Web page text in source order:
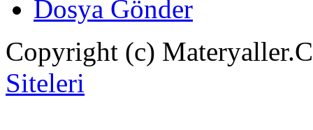
Dosya Gönder
Copyright (c)
Siteleri